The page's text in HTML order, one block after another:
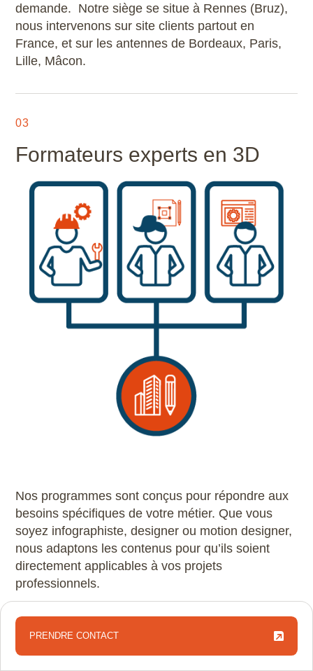
PRENDRE CONTACT
demande. Notre siège se situe à Rennes (Bruz),
nous intervenons sur site clients partout en
France, et sur les antennes de Bordeaux, Paris,
Lille, Mâcon.
03
Formateurs experts en 3D
Nos programmes sont conçus pour répondre aux
besoins spécifiques de votre métier. Que vous
soyez infographiste, designer ou motion designer,
nous adaptons les contenus pour qu’ils soient
directement applicables à vos projets
professionnels.